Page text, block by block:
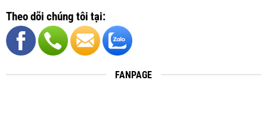
Theo dõi chúng tôi tại:
FANPAGE